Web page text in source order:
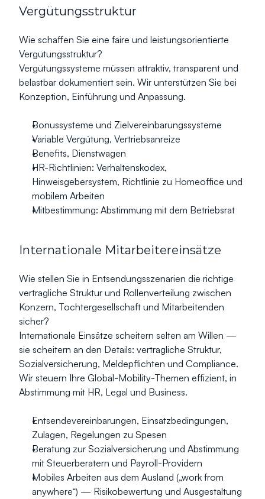
Vergütungsstruktur
Wie schaffen Sie eine faire und leistungsorientierte
Vergütungsstruktur?
Vergütungssysteme müssen attraktiv, transparent und
belastbar dokumentiert sein. Wir unterstützen Sie bei
Konzeption, Einführung und Anpassung.
Bonussysteme und Zielvereinbarungssysteme
Variable Vergütung, Vertriebsanreize
Benefits, Dienstwagen
HR-Richtlinien: Verhaltenskodex,
Hinweisgebersystem, Richtlinie zu Homeoffice und
mobilem Arbeiten
Mitbestimmung: Abstimmung mit dem Betriebsrat
Internationale Mitarbeitereinsätze
Wie stellen Sie in Entsendungsszenarien die richtige
vertragliche Struktur und Rollenverteilung zwischen
Konzern, Tochtergesellschaft und Mitarbeitenden
sicher?
Internationale Einsätze scheitern selten am Willen —
sie scheitern an den Details: vertragliche Struktur,
Sozialversicherung, Meldepflichten und Compliance.
Wir steuern Ihre Global-Mobility-Themen effizient, in
Abstimmung mit HR, Legal und Business.
Entsendevereinbarungen, Einsatzbedingungen,
Zulagen, Regelungen zu Spesen
Beratung zur Sozialversicherung und Abstimmung
mit Steuerberatern und Payroll-Providern
Mobiles Arbeiten aus dem Ausland („work from
anywhere“) — Risikobewertung und Ausgestaltung